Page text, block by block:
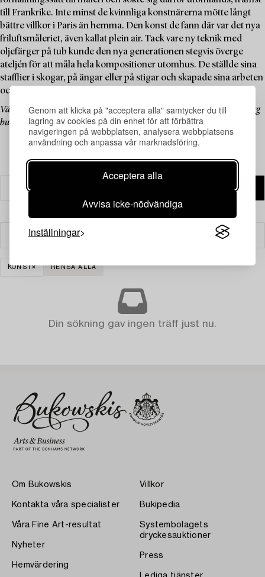
Genom att klicka på "acceptera alla" samtycker du till
lagring av cookies på din enhet för att förbättra
navigeringen på webbplatsen, analysera webbplatsens
användning och anpassa vår marknadsföring.
Acceptera alla
Avvisa icke-nödvändiga
Inställningar
till Frankrike. Inte minst de kvinnliga konstnärerna mötte långt
bättre villkor i Paris än hemma. Den konst de fann där var det nya
friluftsmåleriet, även kallat plein air. Tack vare ny teknik med
oljefärger på tub kunde den nya generationen stegvis överge
ateljén för att måla hela kompositioner utomhus. De ställde sina
stafflier i skogar, på ängar eller på stigar och skapade sina arbeten
och studerade naturens ljus och rörelser med sina penslar.
Välkommen att utforska de klassiska verken i denna temaauktion och lägg
bud på dina favoriter.
KONST RENSA ALLA
Din sökning gav ingen träff just nu.
Om Bukowskis
Kontakta våra specialister
Våra Fine Art-resultat
Nyheter
Hemvärdering
Villkor
Bukipedia
Systembolagets
dryckesauktioner
Press